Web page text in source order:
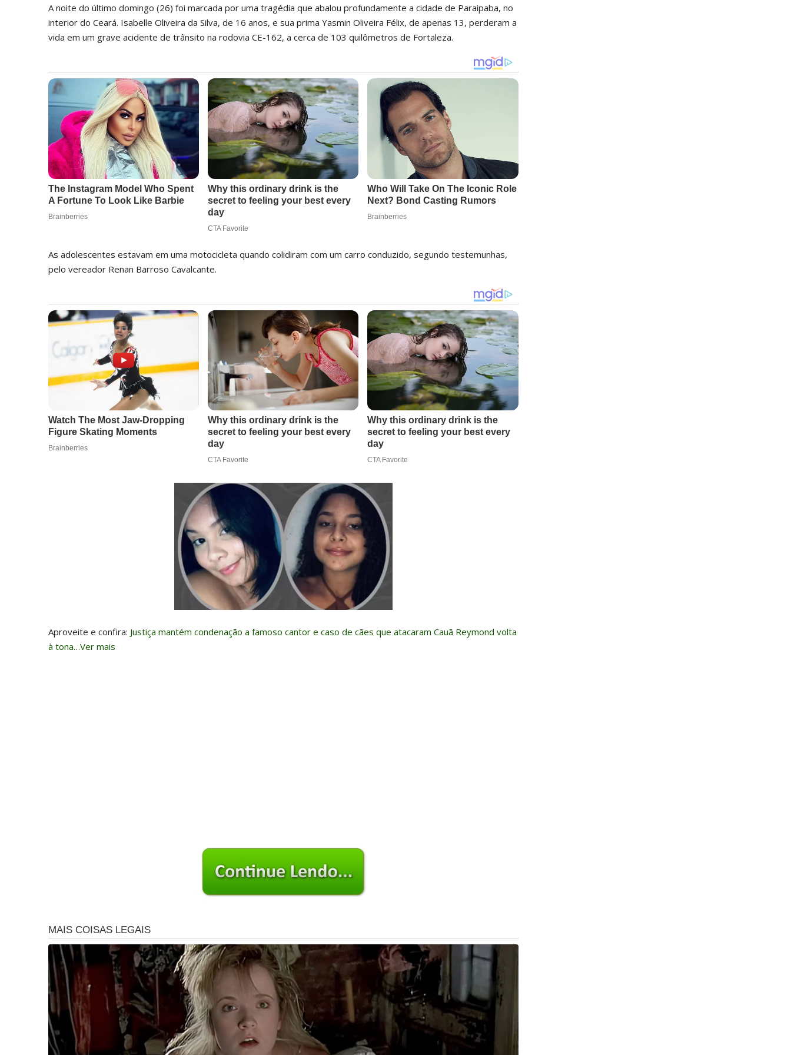
A noite do último domingo (26) foi marcada por uma tragédia que abalou profundamente a cidade de Paraipaba, no
interior do Ceará. Isabelle Oliveira da Silva, de 16 anos, e sua prima Yasmin Oliveira Félix, de apenas 13, perderam a
vida em um grave acidente de trânsito na rodovia CE-162, a cerca de 103 quilômetros de Fortaleza.
As adolescentes estavam em uma motocicleta quando colidiram com um carro conduzido, segundo testemunhas,
pelo vereador Renan Barroso Cavalcante.
Aproveite e confira: Justiça mantém condenação a famoso cantor e caso de cães que atacaram Cauã Reymond volta
à tona…Ver mais